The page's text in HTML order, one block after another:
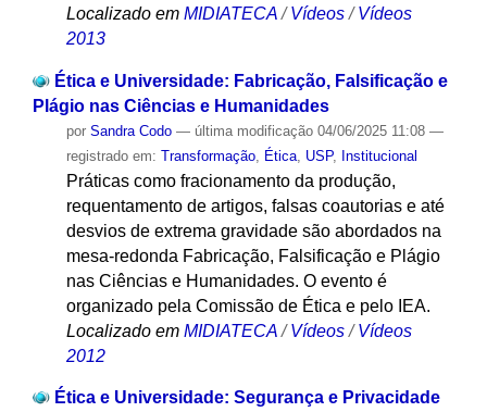
Localizado em MIDIATECA /Vídeos /Vídeos
2013
Ética e Universidade: Fabricação, Falsificação e
Plágio nas Ciências e Humanidades
por Sandra Codo — última modificação04/06/2025 11:08 —
registrado em: Transformação, Ética, USP, Institucional
Práticas como fracionamento da produção,
requentamento de artigos, falsas coautorias e até
desvios de extrema gravidade são abordados na
mesa-redonda Fabricação, Falsificação e Plágio
nas Ciências e Humanidades. O evento é
organizado pela Comissão de Ética e pelo IEA.
Localizado em MIDIATECA /Vídeos /Vídeos
2012
Ética e Universidade: Segurança e Privacidade